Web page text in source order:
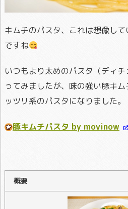
キムチのパスタ、これは想像し
ですね
いつもより太めのパスタ（ディ
ってみましたが、味の強い豚キ
ッツリ系のパスタになりました。
豚キムチパスタ by movinow
概要